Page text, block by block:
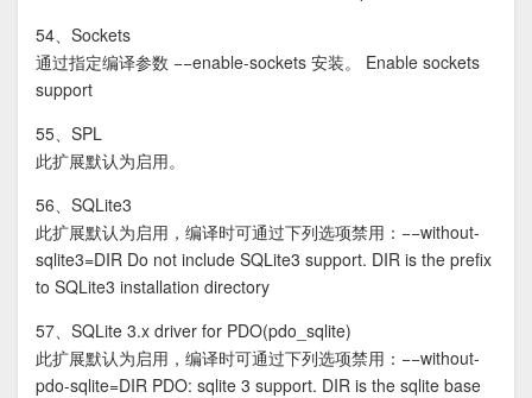
54、Sockets
通过指定编译参数 −−enable-sockets 安装。 Enable sockets
support
55、SPL
此扩展默认为启用。
56、SQLite3
此扩展默认为启用，编译时可通过下列选项禁用：−−without-
sqlite3=DIR Do not include SQLite3 support. DIR is the prefix
to SQLite3 installation directory
57、SQLite 3.x driver for PDO(pdo_sqlite)
此扩展默认为启用，编译时可通过下列选项禁用：−−without-
pdo-sqlite=DIR PDO: sqlite 3 support. DIR is the sqlite base